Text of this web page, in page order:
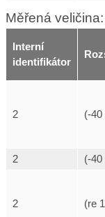
Měřená
Interní
identifikátor
2 (-40
2 (-40
2 (re